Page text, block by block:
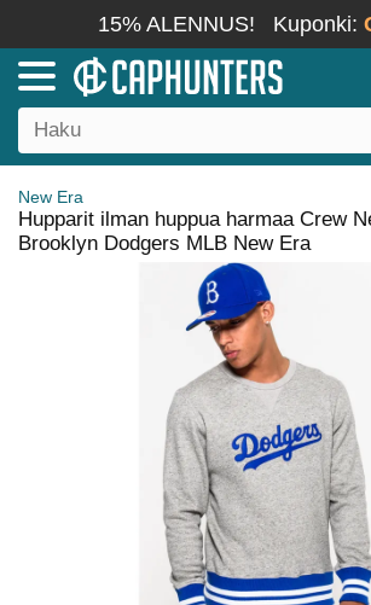
15% ALENNUS! Kuponki:
New Era
Hupparit ilman huppua harmaa Crew
Brooklyn Dodgers MLB New Era